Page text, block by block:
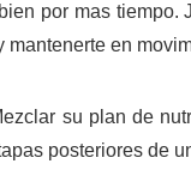
por mas
en
su plan de
posteriores de